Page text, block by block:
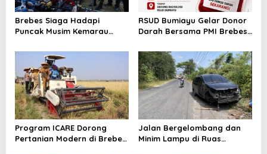
Brebes Siaga Hadapi
Puncak Musim Kemarau
Kesiapsiagaan Bencana dan
Karhutla
RSUD Bumiayu Gelar Donor
Darah Bersama PMI Brebes
Indonesia
Program ICARE Dorong
Pertanian Modern di Brebes,
Jalan Bergelombang dan
Minim Lampu di Ruas